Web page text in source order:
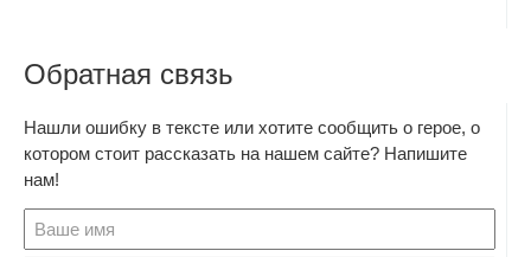
Обратная связь
Нашли ошибку в тексте или хотите сообщить о герое, о
котором стоит рассказать на нашем сайте? Напишите
нам!